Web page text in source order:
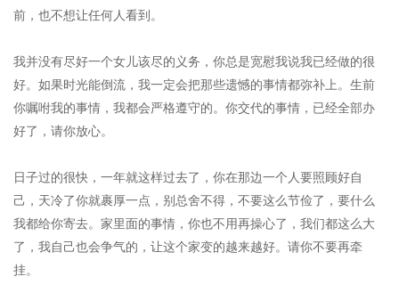
前，也不想让任何人看到。
我并没有尽好一个女儿该尽的义务，你总是宽慰我说我已经做的很
好。如果时光能倒流，我一定会把那些遗憾的事情都弥补上。生前
你嘱咐我的事情，我都会严格遵守的。你交代的事情，已经全部办
好了，请你放心。
日子过的很快，一年就这样过去了，你在那边一个人要照顾好自
己，天冷了你就裹厚一点，别总舍不得，不要这么节俭了，要什么
我都给你寄去。家里面的事情，你也不用再操心了，我们都这么大
了，我自己也会争气的，让这个家变的越来越好。请你不要再牵
挂。